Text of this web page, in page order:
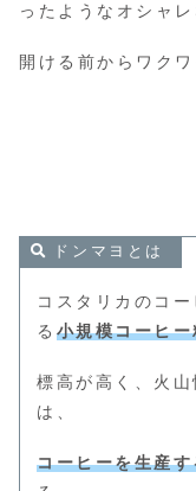
ったようなオシャ
開ける前からワクワ
ドンマヨとは
コスタリカのコ
る 小規模コーヒ
標高が高く、火
は、
コーヒーを生産